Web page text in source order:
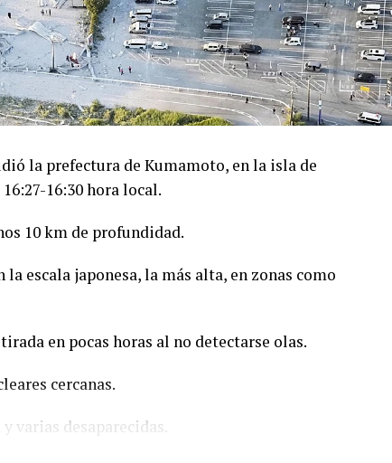
la prefectura de Kumamoto, en la isla de
16:30 hora local.
10 km de profundidad.
escala japonesa, la más alta, en zonas como
en pocas horas al no detectarse olas.
cercanas.
varias desaparecidas.